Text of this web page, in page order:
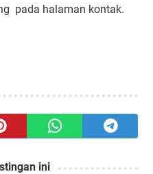
pada halaman kontak.
ini